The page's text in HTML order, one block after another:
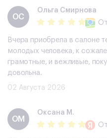
ОС
Ольга Смирнова
Вчера приобрела в салоне
молодых человека, к
грамотные, и вежливые,
довольна.
02 Августа 2026
ОМ
Оксана М.